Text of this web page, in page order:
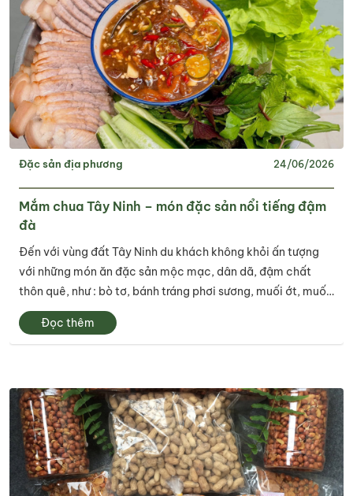
Đặc sản địa phương 24/06/2026
Mắm chua Tây Ninh – món đặc sản nổi tiếng đậm
đà
Đến với vùng đất Tây Ninh du khách không khỏi ấn tượng
với những món ăn đặc sản mộc mạc, dân dã, đậm chất
thôn quê, như : bò tơ, bánh tráng phơi sương, muối ớt, muối
tôm… Ngoài ra mắm chua Tây Ninh cũng là một trong
những đặc sản mang hương vị ấn...
Đọc thêm